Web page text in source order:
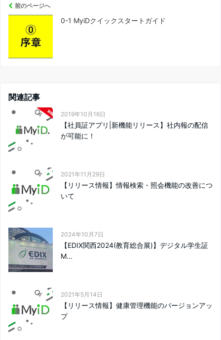
前のページへ
0-1 MyiDクイックスタートガイド
関連記事
2019年10月16日
【社員証アプリ|新機能リリース】社内報の配信
が可能に！
2021年11月29日
【リリース情報】情報検索・照会機能の改善につ
いて
2024年10月7日
【EDIX関西2024(教育総合展)】デジタル学生証
M...
2021年5月14日
【リリース情報】健康管理機能のバージョンアッ
プ